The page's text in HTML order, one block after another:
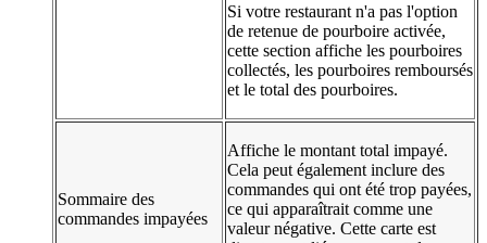
Si votre restaurant n'a pas l'option
de retenue de pourboire activée,
cette section affiche les pourboires
collectés, les pourboires remboursés
et le total des pourboires.
Sommaire des
commandes impayées
Affiche le montant total impayé.
Cela peut également inclure des
commandes qui ont été trop payées,
ce qui apparaîtrait comme une
valeur négative. Cette carte est